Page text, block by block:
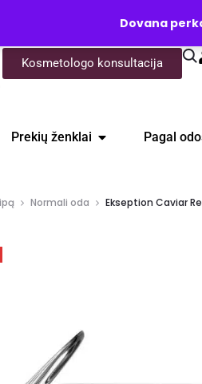
Dovana
Kosmetologo konsultacija
Prekių ženklai Pagal
Normali oda Ekseption Caviar